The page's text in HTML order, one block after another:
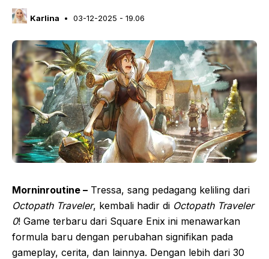
Karlina 03-12-2025 - 19.06
Morninroutine – Tressa, sang pedagang keliling dari
Octopath Traveler, kembali hadir di Octopath Traveler
0! Game terbaru dari Square Enix ini menawarkan
formula baru dengan perubahan signifikan pada
gameplay, cerita, dan lainnya. Dengan lebih dari 30